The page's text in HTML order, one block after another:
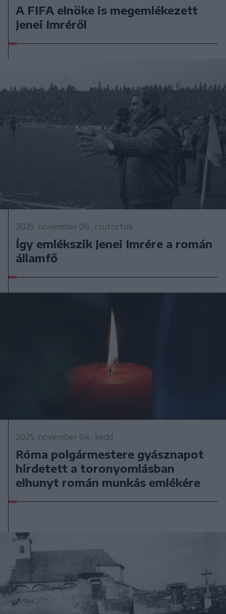
A FIFA elnöke is megemlékezett
Jenei Imréről
2025. november 06., csütörtök
Így emlékszik Jenei Imrére a román
államfő
2025. november 04., kedd
Róma polgármestere gyásznapot
hirdetett a toronyomlásban
elhunyt román munkás emlékére